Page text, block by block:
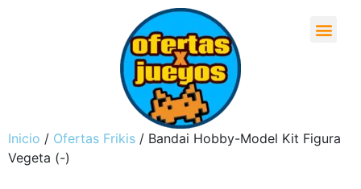
Inicio / Ofertas Frikis / Bandai Hobby-Model Kit Figura
Vegeta (-)